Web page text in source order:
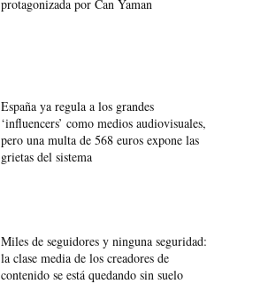
protagonizada por Can Yaman
España ya regula a los grandes
‘influencers’ como medios audiovisuales,
pero una multa de 568 euros expone las
grietas del sistema
Miles de seguidores y ninguna seguridad:
la clase media de los creadores de
contenido se está quedando sin suelo